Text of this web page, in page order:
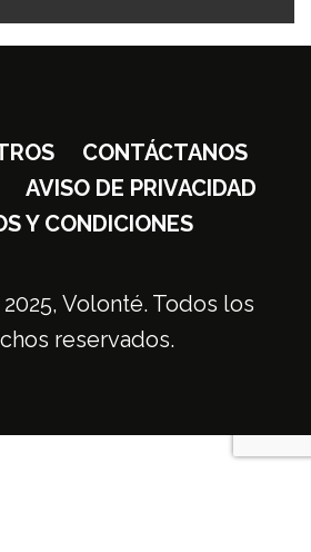
CONTÁCTANOS
AVISO DE PRIVACIDAD
Y CONDICIONES
Volonté. Todos los
reservados.